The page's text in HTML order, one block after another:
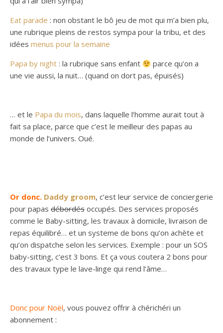
Eat parade : non obstant le bô jeu de mot qui m’a bien plu,
une rubrique pleins de restos sympa pour la tribu, et des
idées menus pour la semaine
Papa by night : la rubrique sans enfant
parce qu’on a
une vie aussi, la nuit… (quand on dort pas, épuisés)
… et le Papa du mois, dans laquelle l’homme aurait tout à
fait sa place, parce que c’est le meilleur des papas au
monde de l’univers. Oué.
Or donc. Daddy groom, c’est leur service de conciergerie
pour papas débordés occupés. Des services proposés
comme le Baby-sitting, les travaux à domicile, livraison de
repas équilibré… et un systeme de bons qu’on achète et
qu’on dispatche selon les services. Exemple : pour un SOS
baby-sitting, c’est 3 bons. Et ça vous coutera 2 bons pour
des travaux type le lave-linge qui rend l’âme…
Donc pour Noël, vous pouvez offrir à chérichéri un
abonnement :